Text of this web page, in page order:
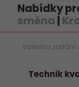
Nabídky
směna |
Vašemu
Technik